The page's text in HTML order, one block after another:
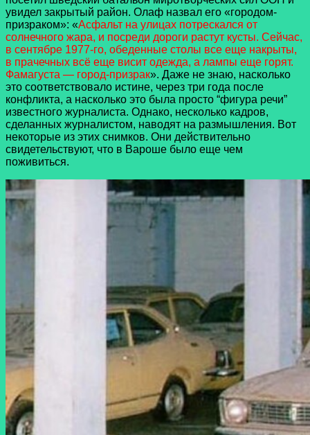
увидел закрытый район. Олаф назвал его «городом-
призраком»: «Асфальт на улицах потрескался от
солнечного жара, и посреди дороги растут кусты. Сейчас,
в сентябре 1977-го, обеденные столы все еще накрыты,
в прачечных всё еще висит одежда, а лампы еще горят.
Фамагуста — город-призрак». Даже не знаю, насколько
это соответствовало истине, через три года после
конфликта, а насколько это была просто “фигура речи”
известного журналиста. Однако, несколько кадров,
сделанных журналистом, наводят на размышления. Вот
некоторые из этих снимков. Они действительно
свидетельствуют, что в Вароше было еще чем
поживиться.